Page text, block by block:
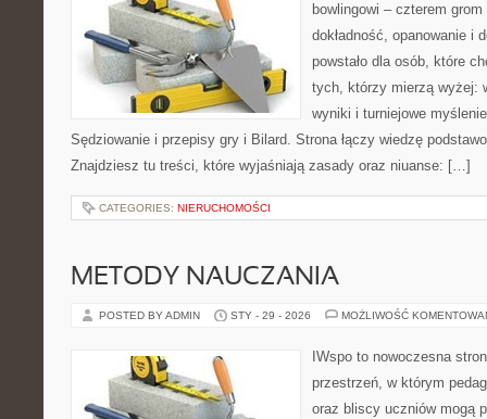
bowlingowi – czterem
dokładność, opanowanie i
powstało dla osób, które
tych, którzy mierzą wyżej:
wyniki i turniejowe
Sędziowanie i przepisy gry i Bilard. Strona łączy wiedzę
Znajdziesz tu treści, które wyjaśniają zasady oraz niuanse: […]
CATEGORIES: NIERUCHOMOŚCI
METODY NAUCZANIA
POSTED BY ADMIN STY - 29 - 2026 MOŻLIWOŚĆ
IWspo to nowoczesna
przestrzeń, w którym
oraz bliscy uczniów mogą